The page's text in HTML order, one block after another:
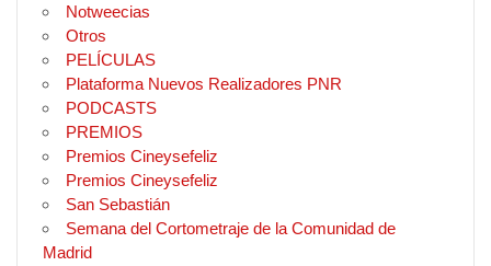
Notweecias
Otros
PELÍCULAS
Plataforma Nuevos Realizadores PNR
PODCASTS
PREMIOS
Premios Cineysefeliz
Premios Cineysefeliz
San Sebastián
Semana del Cortometraje de la Comunidad de
Madrid